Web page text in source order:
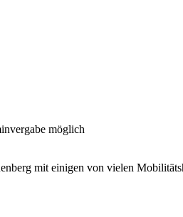
möglich
mit einigen von vielen